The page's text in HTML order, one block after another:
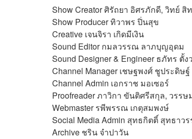
Show Creator ศิรัถยา อิศรภักดี, วิทย์ สิ
Show Producer ทิวาพร ปิ่นสุข
Creative เจนจิรา เกิดมีเงิน
Sound Editorกมลวรรณ ลาภบุญอุดม
Sound Designer & Engineer ธภัทร ตั้ง
Channel Manager เชษฐพงศ์ ชูประดิษฐ์
Channel Admin เอกราช มอเซอร์
Proofreader ภาวิกา ขันติศรีสกุล, วรร
Webmaster รพีพรรณ เกตุสมพงษ์
Social Media Admin สุทธกิตติ์​ สุทธา
Archive ชริน จำปาวัน